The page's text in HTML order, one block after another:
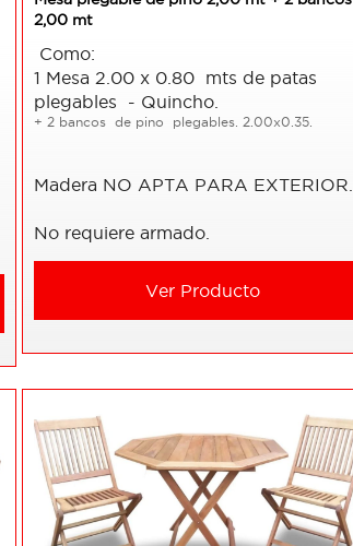
2,00 mt
Como:
1 Mesa 2.00 x 0.80 mts de patas
plegables - Quincho.
+ 2 bancos de pino plegables. 2.00x0.35.
Madera NO APTA PARA EXTERIOR.
No requiere armado.
Ver Producto